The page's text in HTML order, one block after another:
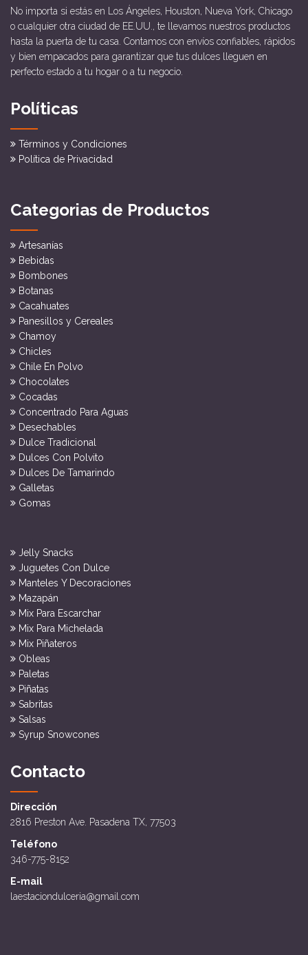
No importa si estás en Los Ángeles, Houston, Nueva York, Chicago
o cualquier otra ciudad de EE.UU., te llevamos nuestros productos
hasta la puerta de tu casa. Contamos con envíos confiables, rápidos
y bien empacados para garantizar que tus dulces lleguen en
perfecto estado a tu hogar o a tu negocio.
Políticas
Términos y Condiciones
Política de Privacidad
Categorias de Productos
Artesanías
Bebidas
Bombones
Botanas
Cacahuates
Panesillos y Cereales
Chamoy
Chicles
Chile En Polvo
Chocolates
Cocadas
Concentrado Para Aguas
Desechables
Dulce Tradicional
Dulces Con Polvito
Dulces De Tamarindo
Galletas
Gomas
Jelly Snacks
Juguetes Con Dulce
Manteles Y Decoraciones
Mazapán
Mix Para Escarchar
Mix Para Michelada
Mix Piñateros
Obleas
Paletas
Piñatas
Sabritas
Salsas
Syrup Snowcones
Contacto
Dirección
2816 Preston Ave. Pasadena TX, 77503
Teléfono
346-775-8152
E-mail
laestaciondulceria@gmail.com